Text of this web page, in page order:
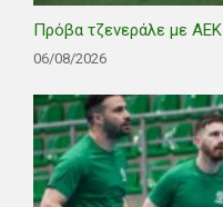
Πρόβα τζενεράλε με ΑΕΚ
06/08/2026